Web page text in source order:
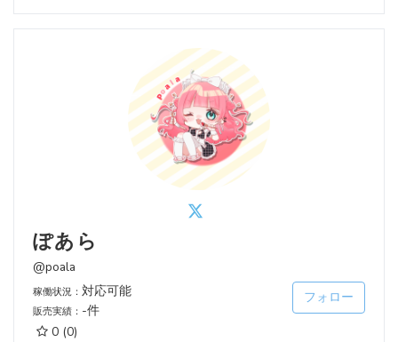
ぽあら
@poala
稼働状況： 対応可能
販売実績： -件
0 (0)
フォロー